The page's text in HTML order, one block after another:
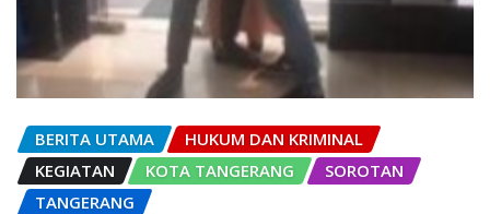
BERITA UTAMA
HUKUM DAN KRIMINAL
KEGIATAN
KOTA TANGERANG
SOROTAN
TANGERANG